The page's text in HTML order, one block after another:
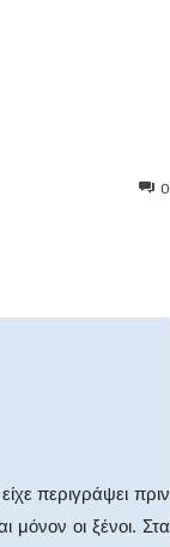
0
περιγράψει πριν
μόνον οι ξένοι. Στα